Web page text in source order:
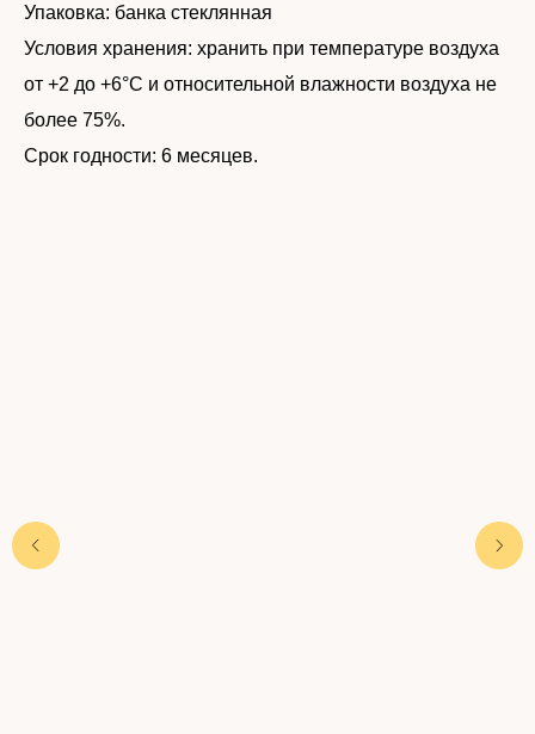
Упаковка: банка стеклянная
Условия хранения: хранить при температуре воздуха
от +2 до +6°С и относительной влажности воздуха не
более 75%.
Срок годности: 6 месяцев.